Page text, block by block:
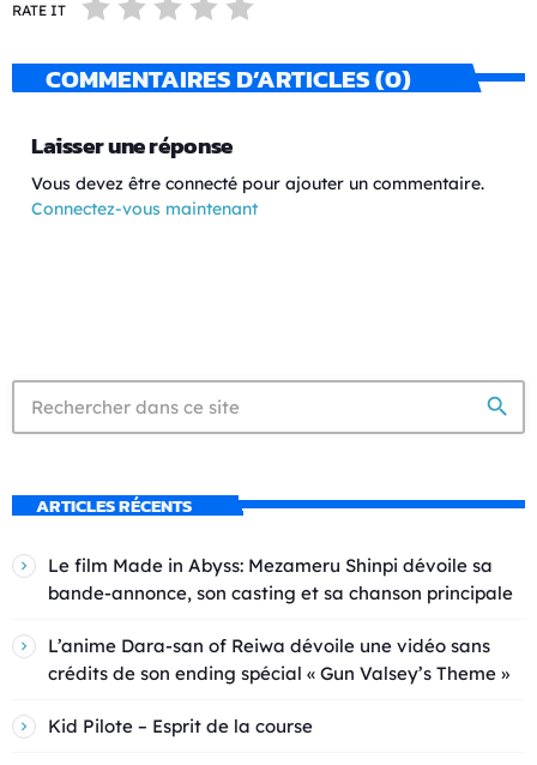
RATE IT
COMMENTAIRES D’ARTICLES (0)
Laisser une réponse
Vous devez être connecté pour ajouter un commentaire.
Connectez-vous maintenant
search
ARTICLES RÉCENTS
Le film Made in Abyss: Mezameru Shinpi dévoile sa
bande-annonce, son casting et sa chanson principale
L’anime Dara-san of Reiwa dévoile une vidéo sans
crédits de son ending spécial « Gun Valsey’s Theme »
Kid Pilote – Esprit de la course